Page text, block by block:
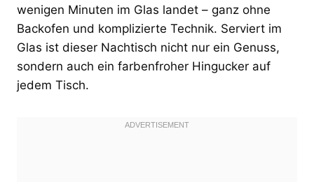
wenigen Minuten im Glas landet – ganz ohne
Backofen und komplizierte Technik. Serviert im
Glas ist dieser Nachtisch nicht nur ein Genuss,
sondern auch ein farbenfroher Hingucker auf
jedem Tisch.